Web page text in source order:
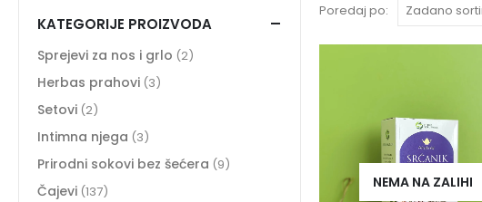
Poredaj po:
NEMA NA ZALIHI
KATEGORIJE PROIZVODA
Sprejevi za nos i grlo (2)
Herbas prahovi (3)
Setovi (2)
Intimna njega (3)
Prirodni sokovi bez šećera (9)
Čajevi (137)